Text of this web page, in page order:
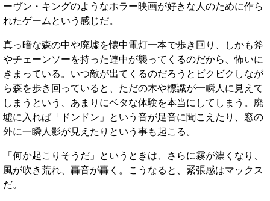
ーヴン・キングのようなホラー映画が好きな人のために作ら
れたゲームという感じだ。
真っ暗な森の中や廃墟を懐中電灯一本で歩き回り、しかも斧
やチェーンソーを持った連中が襲ってくるのだから、怖いに
きまっている。いつ敵が出てくるのだろうとビクビクしなが
ら森を歩き回っていると、ただの木や標識が一瞬人に見えて
しまうという、あまりにベタな体験を本当にしてしまう。廃
墟に入れば「ドンドン」という音が足音に聞こえたり、窓の
外に一瞬人影が見えたりという事も起こる。
「何か起こりそうだ」というときは、さらに霧が濃くなり、
風が吹き荒れ、轟音が轟く。こうなると、緊張感はマックス
だ。